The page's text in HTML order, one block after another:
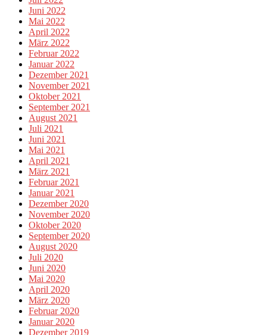
Juni 2022
Mai 2022
April 2022
März 2022
Februar 2022
Januar 2022
Dezember 2021
November 2021
Oktober 2021
September 2021
August 2021
Juli 2021
Juni 2021
Mai 2021
April 2021
März 2021
Februar 2021
Januar 2021
Dezember 2020
November 2020
Oktober 2020
September 2020
August 2020
Juli 2020
Juni 2020
Mai 2020
April 2020
März 2020
Februar 2020
Januar 2020
Dezember 2019